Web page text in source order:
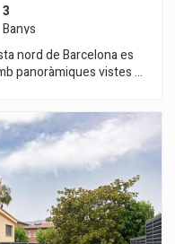
3
Banys
nord de Barcelona es
panoràmiques vistes a
baixa
d'hivern, cuina-office i
terrassa preparada per
en aquesta planta de